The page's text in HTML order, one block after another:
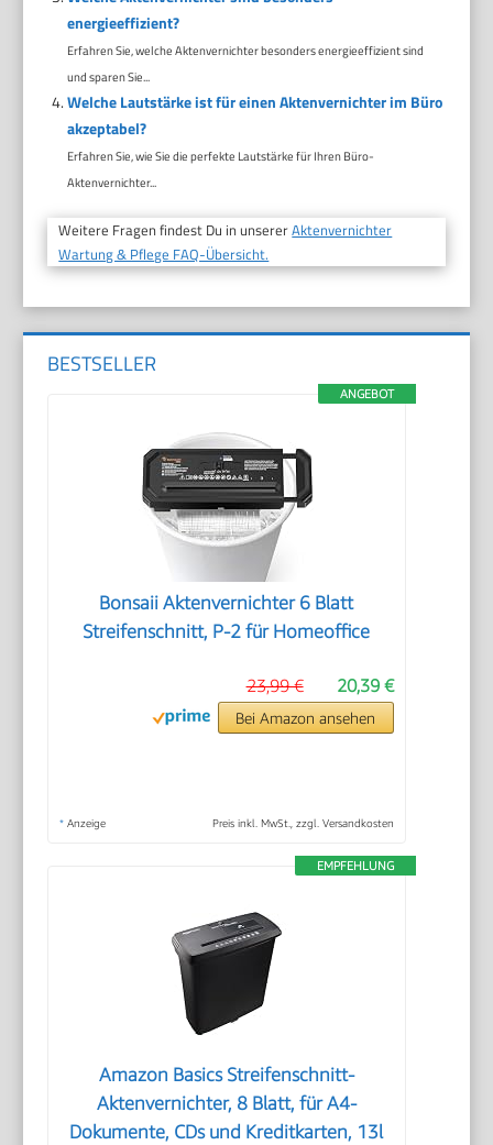
energieeffizient?
Erfahren Sie, welche Aktenvernichter besonders energieeffizient sind
und sparen Sie...
Welche Lautstärke ist für einen Aktenvernichter im Büro
akzeptabel?
Erfahren Sie, wie Sie die perfekte Lautstärke für Ihren Büro-
Aktenvernichter...
Weitere Fragen findest Du in unsererAktenvernichter
Wartung & Pflege FAQ-Übersicht.
BESTSELLER
ANGEBOT
Bonsaii Aktenvernichter 6 Blatt
Streifenschnitt, P-2 für Homeoffice
20,39 €
23,99 €
Bei Amazon ansehen
* Anzeige Preis inkl. MwSt., zzgl. Versandkosten
EMPFEHLUNG
Amazon Basics Streifenschnitt-
Aktenvernichter, 8 Blatt, für A4-
Dokumente, CDs und Kreditkarten, 13l